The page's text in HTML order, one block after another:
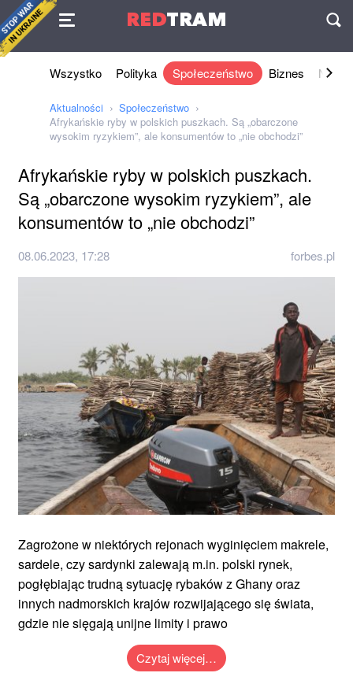
REDTRAM
Umowa
Wszystko Polityka Społeczeństwo Biznes Nauki
Aktualności
Społeczeństwo
Afrykańskie ryby w polskich puszkach. Są „obarczone
wysokim ryzykiem”, ale konsumentów to „nie obchodzi”
Afrykańskie ryby w polskich puszkach.
Są „obarczone wysokim ryzykiem”, ale
konsumentów to „nie obchodzi”
08.06.2023, 17:28 forbes.pl
Zagrożone w niektórych rejonach wyginięciem makrele,
sardele, czy sardynki zalewają m.in. polski rynek,
pogłębiając trudną sytuację rybaków z Ghany oraz
innych nadmorskich krajów rozwijającego się świata,
gdzie nie sięgają unijne limity i prawo
Czytaj więcej…